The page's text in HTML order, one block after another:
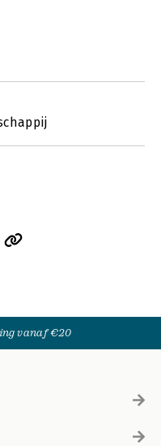
vanaf €20